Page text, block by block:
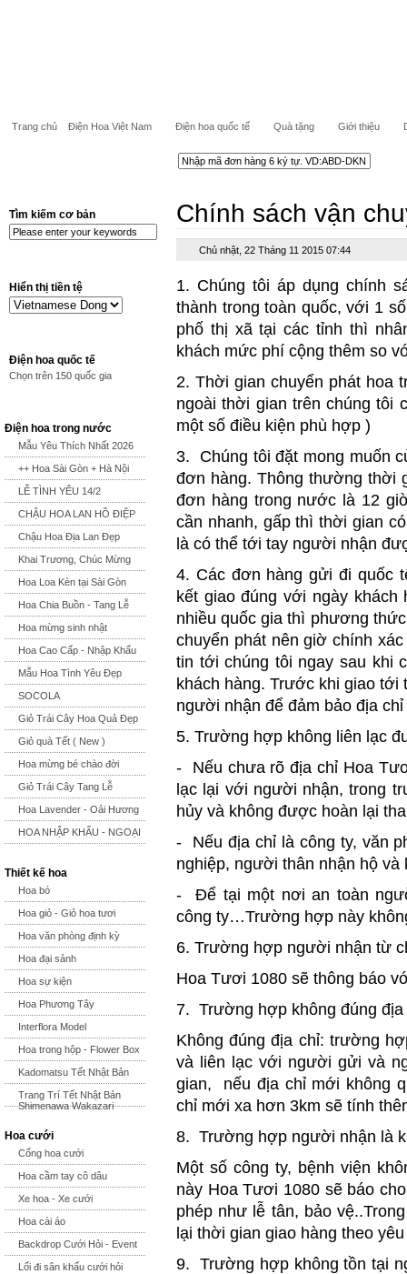
Trang chủ Điện Hoa Việt Nam Điện hoa quốc tế Quà tặng Giới thiệu
Tìm kiếm cơ bản
Hiển thị tiền tệ
Điện hoa quốc tế
Chọn trên 150 quốc gia
Điện hoa trong nước
Mẫu Yêu Thích Nhất 2026
++ Hoa Sài Gòn + Hà Nội
LỄ TÌNH YÊU 14/2
CHẬU HOA LAN HỒ ĐIỆP
Chậu Hoa Địa Lan Đẹp
Khai Trương, Chúc Mừng
Hoa Loa Kèn tại Sài Gòn
Hoa Chia Buồn - Tang Lễ
Hoa mừng sinh nhật
Hoa Cao Cấp - Nhập Khẩu
Mẫu Hoa Tình Yêu Đẹp
SOCOLA
Giỏ Trái Cây Hoa Quả Đẹp
Giỏ quà Tết ( New )
Hoa mừng bé chào đời
Giỏ Trái Cây Tang Lễ
Hoa Lavender - Oải Hương
HOA NHẬP KHẨU - NGOẠI
Thiết kế hoa
Hoa bó
Hoa giỏ - Giỏ hoa tươi
Hoa văn phòng định kỳ
Hoa đại sảnh
Hoa sự kiện
Hoa Phương Tây
Interflora Model
Hoa trong hộp - Flower Box
Kadomatsu Tết Nhật Bản
Trang Trí Tết Nhật Bản
Shimenawa Wakazari
Hoa cưới
Cổng hoa cưới
Hoa cầm tay cô dâu
Xe hoa - Xe cưới
Hoa cài áo
Backdrop Cưới Hỏi - Event
Lối đi sân khấu cưới hỏi
Chính sách vận
Chủ nhật, 22 Tháng 11 2015 07:44
1. Chúng tôi áp dụng chính
thành trong toàn quốc, với 1
phố thị xã tại các tỉnh thì
khách mức phí cộng thêm so
2. Thời gian chuyển phát hoa
ngoài thời gian trên chúng tôi
một số điều kiện phù hợp )
3. Chúng tôi đặt mong muốn
đơn hàng. Thông thường thời
đơn hàng trong nước là 12
cần nhanh, gấp thì thời gian
là có thể tới tay người nhận
4. Các đơn hàng gửi đi quốc
kết giao đúng với ngày khách
nhiều quốc gia thì phương
chuyển phát nên giờ chính
tin tới chúng tôi ngay sau khi
khách hàng. Trước khi giao
người nhận để đảm bảo địa
5. Trường hợp không liên lạc
- Nếu chưa rõ địa chỉ Hoa
lạc lại với người nhận, trong
hủy và không được hoàn lại
- Nếu địa chỉ là công ty, văn
nghiệp, người thân nhận hộ và
- Để tại một nơi an toàn
công ty…Trường hợp này
6. Trường hợp người nhận từ
Hoa Tươi 1080 sẽ thông báo
7. Trường hợp không đúng địa
Không đúng địa chỉ: trường
và liên lạc với người gửi và
gian, nếu địa chỉ mới không
chỉ mới xa hơn 3km sẽ tính
8. Trường hợp người nhận là
Một số công ty, bệnh viện
này Hoa Tươi 1080 sẽ báo
phép như lễ tân, bảo
lại thời gian giao hàng theo
9. Trường hợp không tồn tại